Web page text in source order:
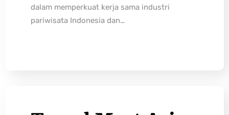
dalam memperkuat kerja sama industri
pariwisata Indonesia dan…